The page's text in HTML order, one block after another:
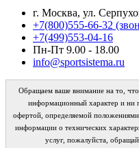
г. Москва, ул.
+7(800)555-66-32
+7(499)553-04-16
Пн-Пт 9.00 - 18.00
info@sportsistema.ru
Обращаем ваше внимание на то,
информационный характер и ни
офертой, определяемой
информации о технических
услуг, пожалуйста,